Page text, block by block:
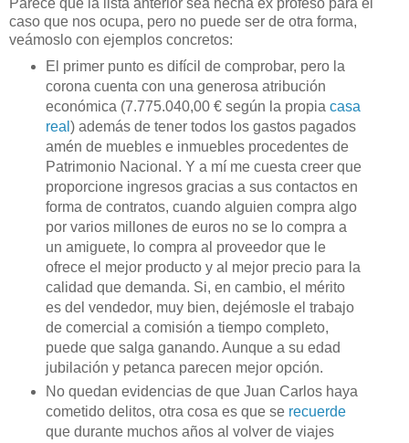
Parece que la lista anterior sea hecha ex profeso para el
caso que nos ocupa, pero no puede ser de otra forma,
veámoslo con ejemplos concretos:
El primer punto es difícil de comprobar, pero la
corona cuenta con una generosa atribución
económica (7.775.040,00 € según la propia casa
real ) además de tener todos los gastos pagados
amén de muebles e inmuebles procedentes de
Patrimonio Nacional. Y a mí me cuesta creer que
proporcione ingresos gracias a sus contactos en
forma de contratos, cuando alguien compra algo
por varios millones de euros no se lo compra a
un amiguete, lo compra al proveedor que le
ofrece el mejor producto y al mejor precio para la
calidad que demanda. Si, en cambio, el mérito
es del vendedor, muy bien, dejémosle el trabajo
de comercial a comisión a tiempo completo,
puede que salga ganando. Aunque a su edad
jubilación y petanca parecen mejor opción.
No quedan evidencias de que Juan Carlos haya
cometido delitos, otra cosa es que se recuerde
que durante muchos años al volver de viajes